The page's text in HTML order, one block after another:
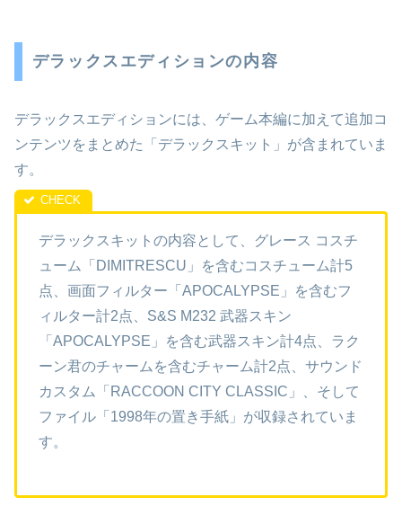
デラックスエディションの内容
デラックスエディションには、ゲーム本編に加えて追加コ
ンテンツをまとめた「デラックスキット」が含まれていま
す。
デラックスキットの内容として、グレース コスチ
ューム「DIMITRESCU」を含むコスチューム計5
点、画面フィルター「APOCALYPSE」を含むフ
ィルター計2点、S&S M232 武器スキン
「APOCALYPSE」を含む武器スキン計4点、ラク
ーン君のチャームを含むチャーム計2点、サウンド
カスタム「RACCOON CITY CLASSIC」、そして
ファイル「1998年の置き手紙」が収録されていま
す。